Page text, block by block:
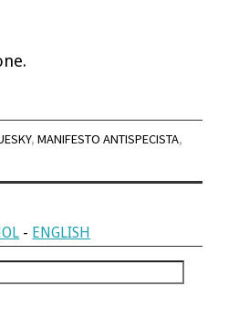
, MANIFESTO ANTISPECISTA,
- ENGLISH